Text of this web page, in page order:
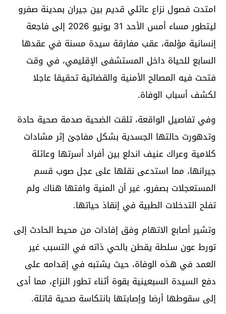
امتدت فصول نزاع عائلي قديم بين جيران بمدينة صفرو
ليتطور مساء أمس الأحد 31 يونيو 2026 إلى فاجعة
إنسانية مؤلمة، عقب مفارقة سيدة مسنة في عقدها
السابع للحياة داخل المستشفى الإقليمي، في وقت
فتحت فيه المصالح الأمنية والقضائية تحقيقا عاجلا
لكشف أسباب الوفاة.
وفي تفاصيل الواقعة، تلقت الضحية صدمة صحية حادة
وتدهورت حالتها الجسدية بشكل مفاجئ إثر مشادات
كلامية وعراك عنيف اندلع بين أفراد أسرتها وعائلة
جيرانها، مما استدعى نقلها على عجل صوب قسم
المستعجلات بصفرو، غير أن المنية وافتها هناك ولم
تفلح التدخلات الطبية في إنقاذ حياتها.
وتشير أصابع الاتهام وفق إفادات من محيط الحادث إلى
تورط عون سلطة يقطن بالحي ذاته في التسبب غير
العمد في هذه الوفاة، حيث يشتبه في إقدامه على
دفع السيدة السبعينية بقوة أثناء تطور النزاع، مما أدى
إلى سقوطها أرضا وإصابتها بانتكاسة صحية قاتلة.